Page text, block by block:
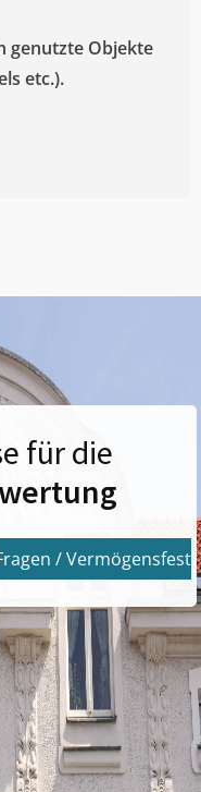
genutzte Objekte
etc.).
für die
/